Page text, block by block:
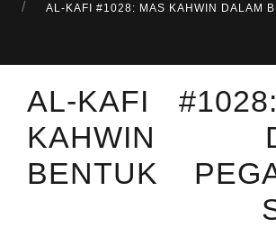
AL-KAFI #1028: MAS KAHWIN DALAM
AL-KAFI
KAHWIN
BENTUK